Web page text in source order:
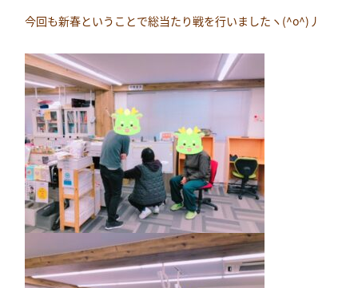
今回も新春ということで総当たり戦を行いましたヽ(^o^)丿